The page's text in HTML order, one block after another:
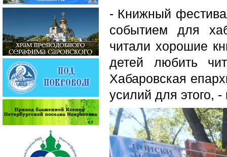
- Книжный
событием для
читали хорошие
детей любить
Хабаровская
усилий для этого,